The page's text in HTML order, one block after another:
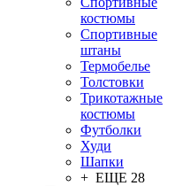
костюмы
Спортивные
штаны
Термобелье
Толстовки
Трикотажные
костюмы
Футболки
Худи
Шапки
+ ЕЩЕ 28